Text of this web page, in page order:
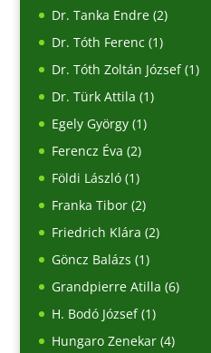
Dr. Tanka Endre(2)
Dr. Tóth Ferenc (1)
Dr. Tóth Zoltán József(1)
Dr. Türk Attila (1)
Egely György(1)
Ferencz Éva (2)
Földi László(1)
Franka Tibor(2)
Friedrich Klára (2)
Göncz Balázs (1)
Grandpierre Atilla (6)
H. Bodó József(1)
Hungaro Zenekar(4)